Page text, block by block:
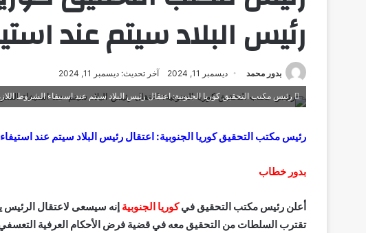
رئيس البلاد سيتم عند
بدور محمد ديسمبر 11, 2024 آخر تحديث: ديسمبر 11, 2024
رئيس مكتب التحقيق كوريا الجنوبية: اعتقال رئيس البلاد سيتم عند استيفاء الشروط
رئيس مكتب التحقيق كوريا الجنوبية: اعتقال رئيس البلاد سيتم عند
بدور خطاب
أعلن رئيس مكتب التحقيق فيكوريا الجنوبية إنه سيسعى لاعتقال
تقترب السلطات من التحقيق معه في قضية فرض الأحكام العرفية